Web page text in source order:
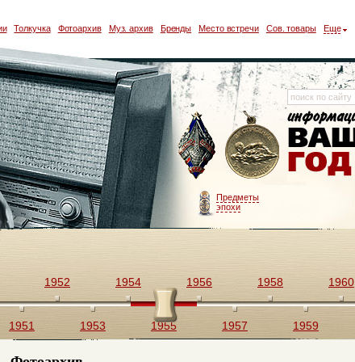
Толкучка Фотоархив Муз. архив Бренды Место встречи Сов. товары Еще
Предметы
эпохи
1951
1952
1953
1954
1955
1956
1957
1958
1959
1960